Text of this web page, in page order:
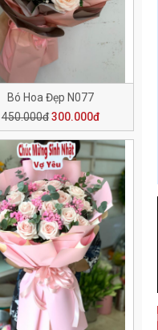
Bó Hoa Đẹp N077
450.000đ 300.000đ